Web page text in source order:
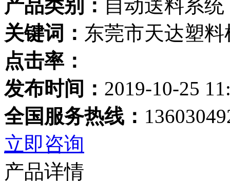
产品类别： 自动送料系统
关键词： 东莞市天达塑
点击率：
发布时间： 2019-10-25
全国服务热线：
立即咨询
产品详情